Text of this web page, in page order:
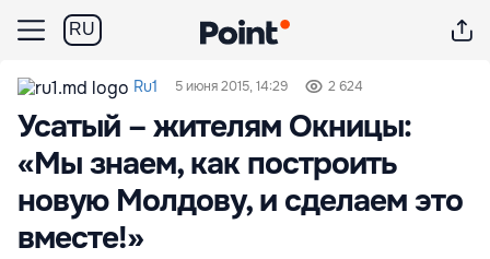
RU
Ru1 5 июня 2015, 14:29 2 624
Усатый – жителям Окницы:
«Мы знаем, как построить
новую Молдову, и сделаем это
вместе!»